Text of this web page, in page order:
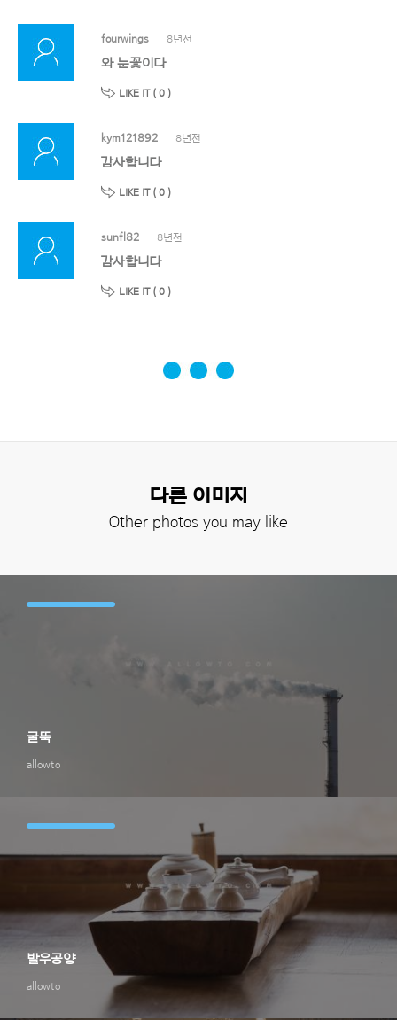
fourwings 8년전
와 눈꽃이다
LIKE IT ( 0 )
kym121892 8년전
감사합니다
LIKE IT ( 0 )
sunfl82 8년전
감사합니다
LIKE IT ( 0 )
다른 이미지
Other photos you may like
allowto
굴뚝
allowto
발우공양